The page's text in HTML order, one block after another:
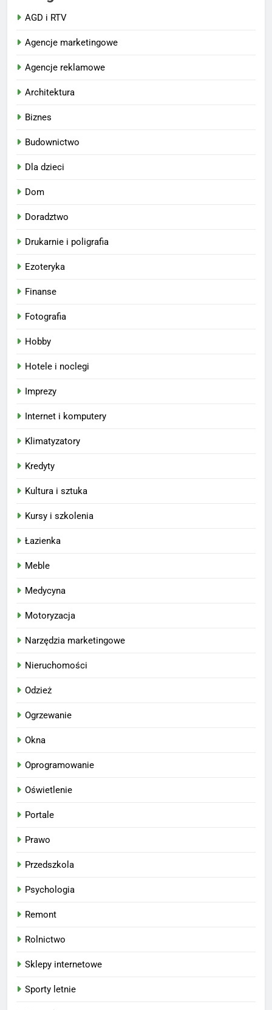
AGD i RTV
Agencje marketingowe
Agencje reklamowe
Architektura
Biznes
Budownictwo
Dla dzieci
Dom
Doradztwo
Drukarnie i poligrafia
Ezoteryka
Finanse
Fotografia
Hobby
Hotele i noclegi
Imprezy
Internet i komputery
Klimatyzatory
Kredyty
Kultura i sztuka
Kursy i szkolenia
Łazienka
Meble
Medycyna
Motoryzacja
Narzędzia marketingowe
Nieruchomości
Odzież
Ogrzewanie
Okna
Oprogramowanie
Oświetlenie
Portale
Prawo
Przedszkola
Psychologia
Remont
Rolnictwo
Sklepy internetowe
Sporty letnie